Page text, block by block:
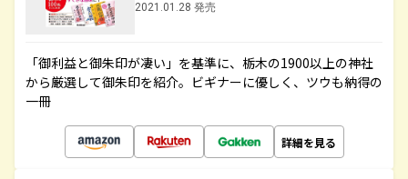
2021.01.28 発売
「御利益と御朱印が凄い」を基準に、栃木の1900以上の神社
から厳選して御朱印を紹介。ビギナーに優しく、ツウも納得の
一冊
詳細を見る